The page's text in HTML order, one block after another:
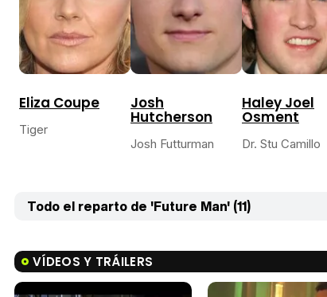
Eliza Coupe
Tiger
Josh
Hutcherson
Josh Futturman
Haley Joel
Osment
Dr. Stu Camillo
Todo el reparto de 'Future Man' (11)
VÍDEOS Y TRÁILERS